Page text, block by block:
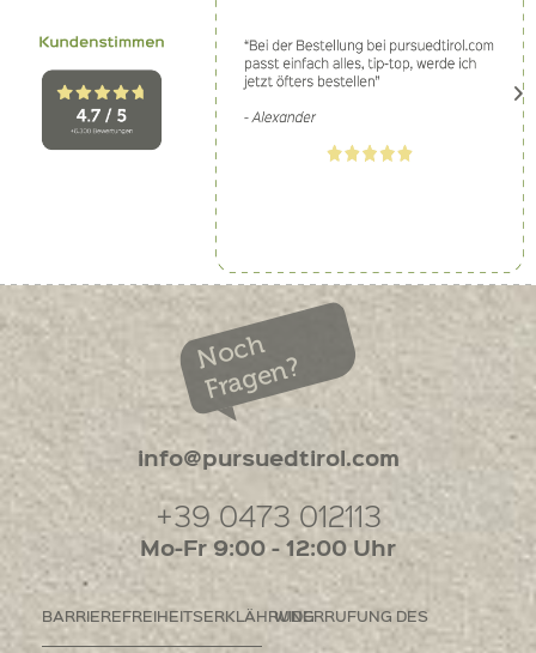
Noch
Fragen?
info@pursuedtirol.com
+39 0473 012113
Mo-Fr 9:00 - 12:00 Uhr
BARRIEREFREIHEITSERKLÄHRUNGWIDERRUFUNG DES